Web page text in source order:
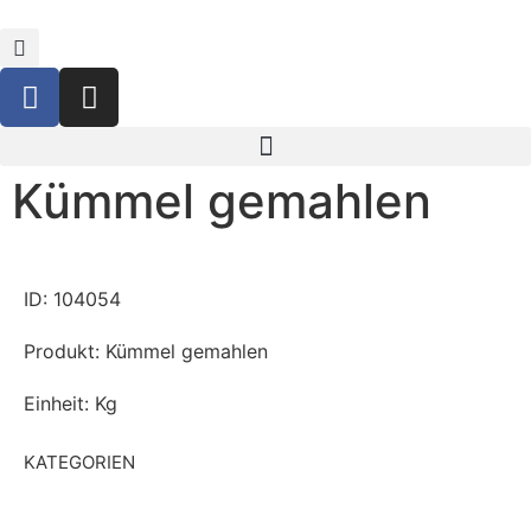
Kümmel gemahlen
KATEGORIEN
ID: 104054
Produkt: Kümmel gemahlen
Einheit: Kg